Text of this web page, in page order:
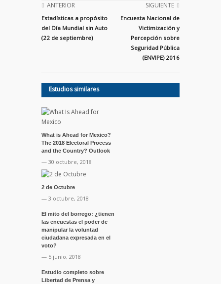
ANTERIOR
Estadísticas a propósito
del Día Mundial sin Auto
(22 de septiembre)
SIGUIENTE
Encuesta Nacional de
Victimización y
Percepción sobre
Seguridad Pública
(ENVIPE) 2016
Estudios similares
What is Ahead for Mexico?
The 2018 Electoral Process
and the Country? Outlook
— 30 octubre, 2018
2 de Octubre
— 3 octubre, 2018
El mito del borrego: ¿tienen
las encuestas el poder de
manipular la voluntad
ciudadana expresada en el
voto?
— 5 junio, 2018
Estudio completo sobre
Libertad de Prensa y